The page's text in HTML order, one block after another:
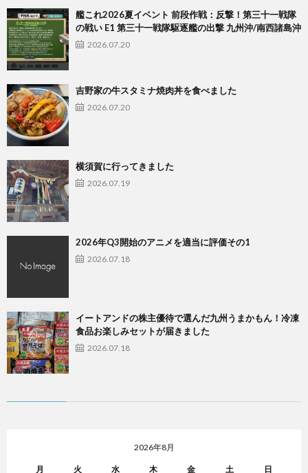
艦これ2026夏イベント 前段作戦：反撃！第三十一戦隊
の戦い E1 第三十一戦隊駆逐艦の出撃 九州沖/南西諸島沖
2026.07.20
吉野家の牛スタミナ焼肉丼を食べました
2026.07.20
横須賀に行ってきました
2026.07.19
2026年Q3開始のアニメを適当に評価その1
2026.07.18
イートアンドの株主優待で選んだ九州うまかもん！冷凍
食品お楽しみセットが届きました
2026.07.18
2026年8月
月 火 水 木 金 土 日